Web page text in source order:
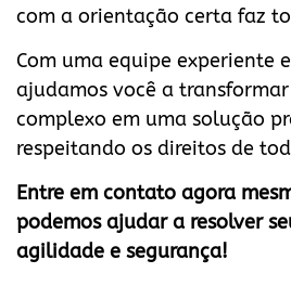
com a orientação certa faz
Com uma equipe experiente
ajudamos você a
complexo em uma solução
respeitando os direitos de
Entre em contato agora
podemos ajudar a resolver
agilidade e segurança!